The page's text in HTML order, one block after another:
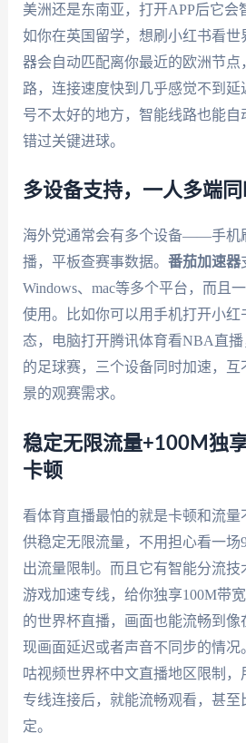
美洲还是东南亚，打开APP后它会
如你在英国留学，想刷小红书看世
器会自动匹配离你最近的欧洲节点
路，连接速度快到几乎感觉不到延
号不太好的地方，智能线路也能自
错过关键进球。
多设备支持，一人多端同
海外党通常会有多个设备——手机
播，平板查赛事数据。 番茄加速器
Windows、mac等多个平台，而且
使用。比如你可以用手机打开小红
态，电脑打开腾讯体育看NBA直
的足球赛，三个设备同时加速，互
景的观赛需求。
稳定无限流量+100M独
卡顿
看体育直播最怕的就是卡顿和流量
供稳定无限流量，不用担心看一场
出流量限制。而且它有智能分流技
游戏加速专线，给你独享100M带
的世界杯直播，画面也能流畅到像
现画面延迟或者声音不同步的情
咕视频世界杯中文直播地区限制，
专线连接后，就能流畅观看，甚至
定。